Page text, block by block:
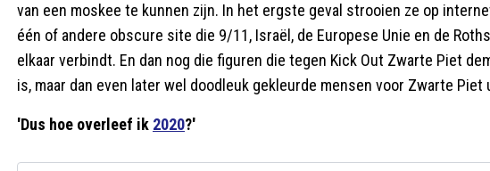
van een moskee te kunnen zijn. In het ergste geval strooien ze op
één of andere obscure site die 9/11, Israël, de Europese Unie en de
elkaar verbindt. En dan nog die figuren die tegen Kick Out Zwarte Piet
is, maar dan even later wel doodleuk gekleurde mensen voor Zwarte Piet
'Dus hoe overleef ik 2020?'